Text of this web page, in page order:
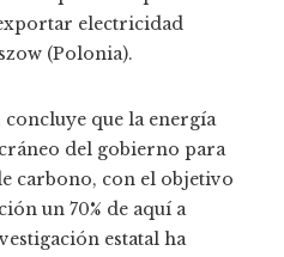
electricidad
(Polonia).
que la energía
del gobierno para
carbono, con el objetivo
un 70% de aquí a
estatal ha